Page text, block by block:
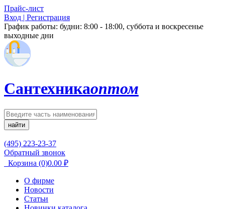
Прайс-лист
Вход | Регистрация
График работы: будни: 8:00 - 18:00, суббота и воскресенье
выходные дни
Сантехникаоптом
найти
(495) 223-23-37
Обратный звонок
Корзина (0)0.00 ₽
О фирме
Новости
Статьи